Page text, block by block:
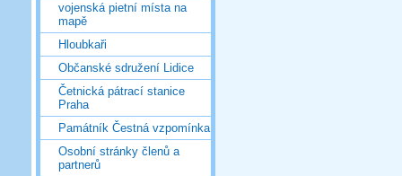
vojenská pietní místa na
mapě
Hloubkaři
Občanské sdružení Lidice
Četnická pátrací stanice
Praha
Památník Čestná vzpomínka
Osobní stránky členů a
partnerů